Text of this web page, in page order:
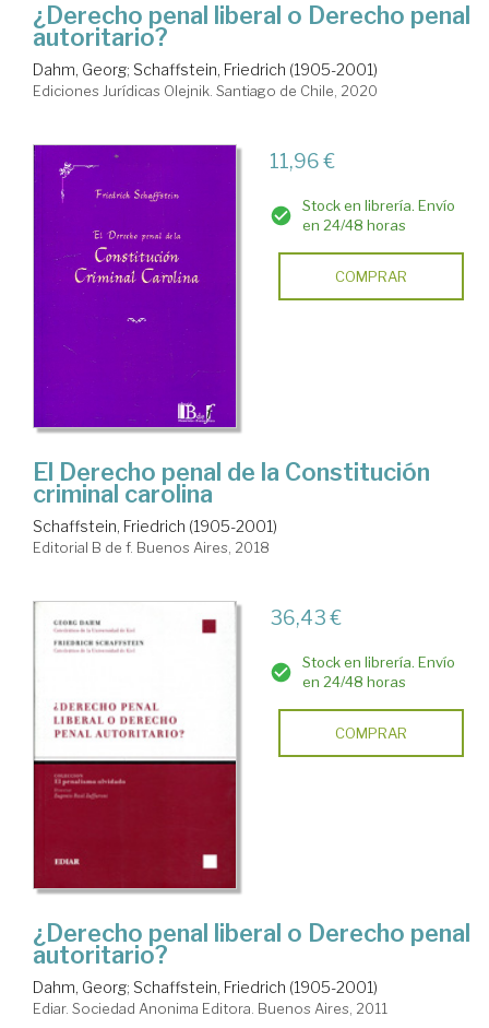
¿Derecho penal liberal o Derecho penal
autoritario?
Dahm, Georg; Schaffstein, Friedrich (1905-2001)
Ediciones Jurídicas Olejnik. Santiago de Chile, 2020
11,96 €
Stock en librería. Envío
en 24/48 horas
COMPRAR
El Derecho penal de la Constitución
criminal carolina
Schaffstein, Friedrich (1905-2001)
Editorial B de f. Buenos Aires, 2018
36,43 €
Stock en librería. Envío
en 24/48 horas
COMPRAR
¿Derecho penal liberal o Derecho penal
autoritario?
Dahm, Georg; Schaffstein, Friedrich (1905-2001)
Ediar. Sociedad Anonima Editora. Buenos Aires, 2011